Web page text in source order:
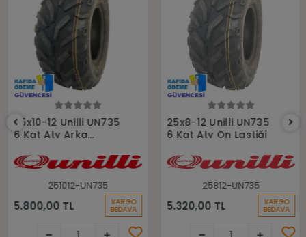
25x10-12 Unilli UN735
6 Kat Atv Arka
251012-UN735
5.800,00 TL KARGO
BEDAVA
25x8-12 Unilli UN735
6 Kat Atv Ön Lastiği
25812-UN735
5.320,00 TL KARGO
BEDAVA